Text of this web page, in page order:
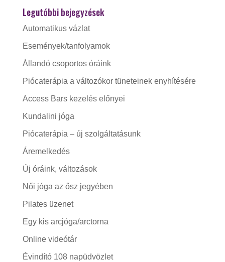
Legutóbbi bejegyzések
Automatikus vázlat
Események/tanfolyamok
Állandó csoportos óráink
Piócaterápia a változókor tüneteinek enyhítésére
Access Bars kezelés előnyei
Kundalini jóga
Piócaterápia – új szolgáltatásunk
Áremelkedés
Új óráink, változások
Női jóga az ősz jegyében
Pilates üzenet
Egy kis arcjóga/arctorna
Online videótár
Évindító 108 napüdvözlet